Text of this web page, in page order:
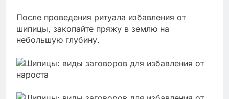
После проведения ритуала избавления от
шипицы, закопайте пряжу в землю на
небольшую глубину.